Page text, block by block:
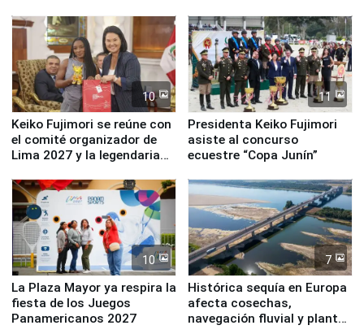
10
Keiko Fujimori se reúne con
el comité organizador de
Lima 2027 y la legendaria
11
Presidenta Keiko Fujimori
asiste al concurso
ecuestre “Copa Junín”
10
La Plaza Mayor ya respira la
fiesta de los Juegos
Panamericanos 2027
7
Histórica sequía en Europa
afecta cosechas,
navegación fluvial y plantas